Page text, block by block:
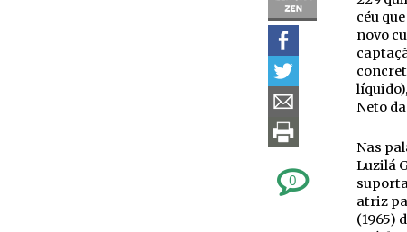
0
céu
novo
Neto
Nas
Luzilá
atriz
(1965)